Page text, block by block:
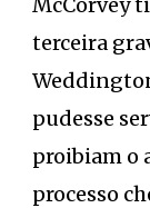
terceira
pudesse
proibiam o
processo